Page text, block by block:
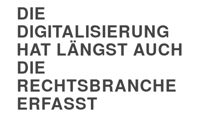
DIE
DIGITALISIERUNG
HAT LÄNGST AUCH
DIE
RECHTSBRANCHE
ERFASST